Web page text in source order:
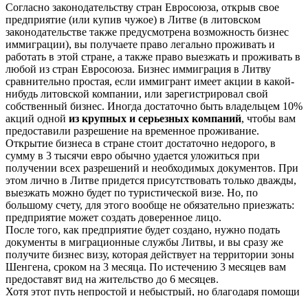
Согласно законодательству стран Евросоюза, открыв свое
предприятие (или купив чужое) в Литве (в литовском
законодательстве также предусмотрена возможность бизнес
иммиграции), вы получаете право легально проживать и
работать в этой стране, а также право выезжать и проживать в
любой из стран Евросоюза. Бизнес иммиграция в Литву
сравнительно простая, если иммигрант имеет акции в какой-
нибудь литовской компании, или зарегистрировал свой
собственный бизнес. Иногда достаточно быть владельцем 10%
акций одной из крупных и серьезных компаний, чтобы вам
предоставили разрешение на временное проживание.
Открытие бизнеса в стране стоит достаточно недорого, в
сумму в 3 тысячи евро обычно удается уложиться при
получении всех разрешений и необходимых документов. При
этом лично в Литве придется присутствовать только дважды,
выезжать можно будет по туристической визе. Но, по
большому счету, для этого вообще не обязательно приезжать:
предприятие может создать доверенное лицо.
После того, как предприятие будет создано, нужно подать
документы в миграционные службы Литвы, и вы сразу же
получите бизнес визу, которая действует на территории зоны
Шенгена, сроком на 3 месяца. По истечению 3 месяцев вам
предоставят вид на жительство до 6 месяцев.
Хотя этот путь непростой и небыстрый, но благодаря помощи